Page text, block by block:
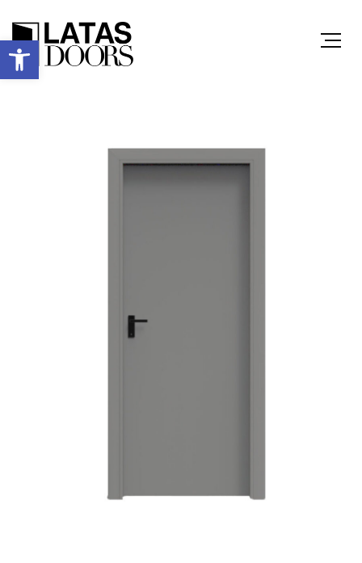
Ανοίξτε τη γραμμή εργαλείων